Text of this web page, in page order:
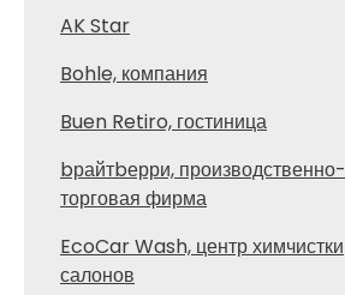
AK Star
Bohle, компания
Buen Retiro, гостиница
bрайтbерри, производственно-
торговая фирма
EcoCar Wash, центр химчистки
салонов